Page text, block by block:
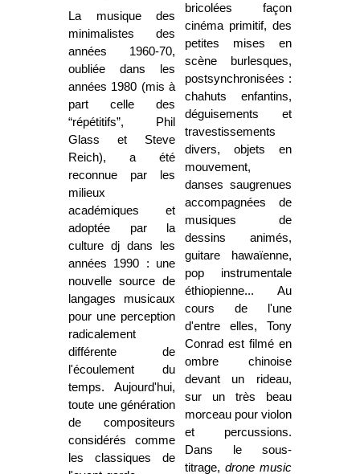
La musique des
minimalistes des
années 1960-70,
oubliée dans les
années 1980 (mis à
part celle des
“répétitifs”, Phil
Glass et Steve
Reich), a été
reconnue par les
milieux
académiques et
adoptée par la
culture dj dans les
années 1990 : une
nouvelle source de
langages musicaux
pour une perception
radicalement
différente de
l'écoulement du
temps. Aujourd'hui,
toute une génération
de compositeurs
considérés comme
les classiques de
bricolées façon
cinéma primitif, des
petites mises en
scène burlesques,
postsynchronisées :
chahuts enfantins,
déguisements et
travestissements
divers, objets en
mouvement,
danses saugrenues
accompagnées de
musiques de
dessins animés,
guitare hawaïenne,
pop instrumentale
éthiopienne... Au
cours de l'une
d'entre elles, Tony
Conrad est filmé en
ombre chinoise
devant un rideau,
sur un très beau
morceau pour violon
et percussions.
Dans le sous-
titrage, drone music